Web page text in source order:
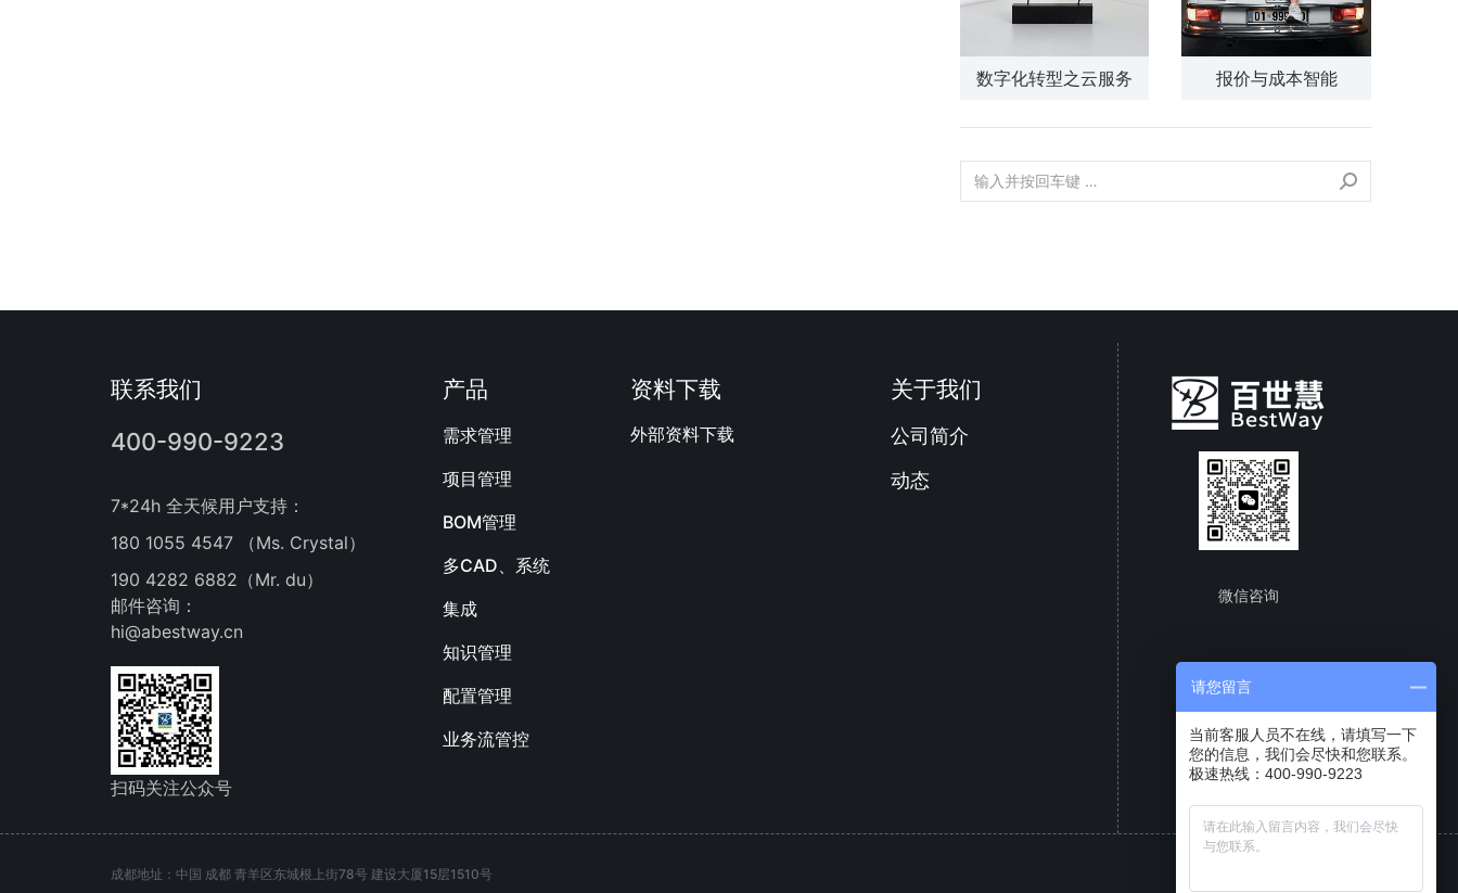
数字化转型之云服务 报价与成本智能
联系我们
400-990-9223
7*24h 全天候用户支持：
180 1055 4547 （Ms. Crystal）
190 4282 6882（Mr. du）
邮件咨询：
hi@abestway.cn
扫码关注公众号
产品
需求管理
项目管理
BOM管理
多CAD、系统
集成
知识管理
配置管理
业务流管控
资料下载
外部资料下载
关于我们
公司简介
动态
微信咨询
成都地址：中国 成都 青羊区东城根上街78号 建设大厦15层1510号
请您留言
当前客服人员不在线，请填写一下
您的信息，我们会尽快和您联系。
极速热线：400-990-9223